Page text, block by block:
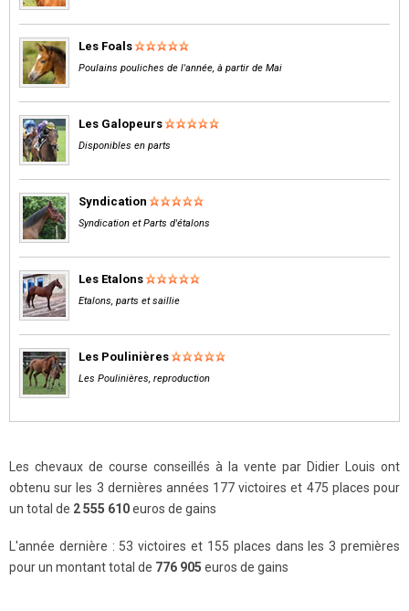
Les Foals
Poulains pouliches de l'année, à partir de Mai
Les Galopeurs
Disponibles en parts
Syndication
Syndication et Parts d'étalons
Les Etalons
Etalons, parts et saillie
Les Poulinières
Les Poulinières, reproduction
Les chevaux de course conseillés à la vente par Didier Louis ont
obtenu sur les 3 dernières années 177 victoires et 475 places pour
un total de 2 555 610euros de gains
L'année dernière : 53 victoires et 155 places dans les 3 premières
pour un montant total de 776 905 euros de gains